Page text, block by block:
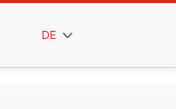
DE